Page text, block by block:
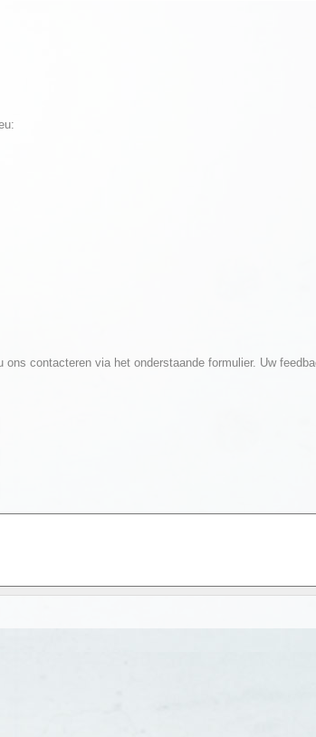
contacteren via het onderstaande formulier. Uw